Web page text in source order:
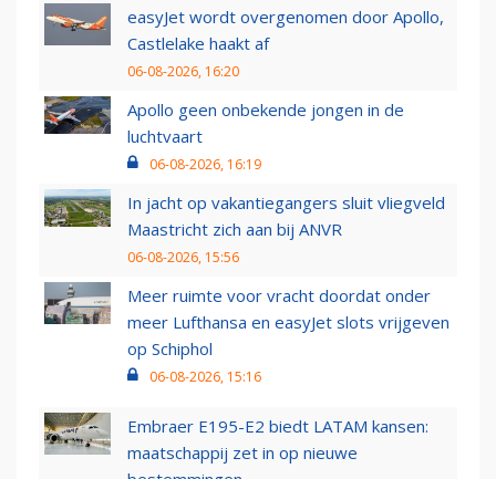
easyJet wordt overgenomen door Apollo,
Castlelake haakt af
06-08-2026, 16:20
Apollo geen onbekende jongen in de
luchtvaart
06-08-2026, 16:19
In jacht op vakantiegangers sluit vliegveld
Maastricht zich aan bij ANVR
06-08-2026, 15:56
Meer ruimte voor vracht doordat onder
meer Lufthansa en easyJet slots vrijgeven
op Schiphol
06-08-2026, 15:16
Embraer E195-E2 biedt LATAM kansen:
maatschappij zet in op nieuwe